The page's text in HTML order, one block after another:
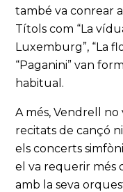
també va conrear
Títols com “La
Luxemburg”, “La
“Paganini” van
habitual.
A més, Vendrell no
recitats de cançó
els concerts
el va requerir més
amb la seva